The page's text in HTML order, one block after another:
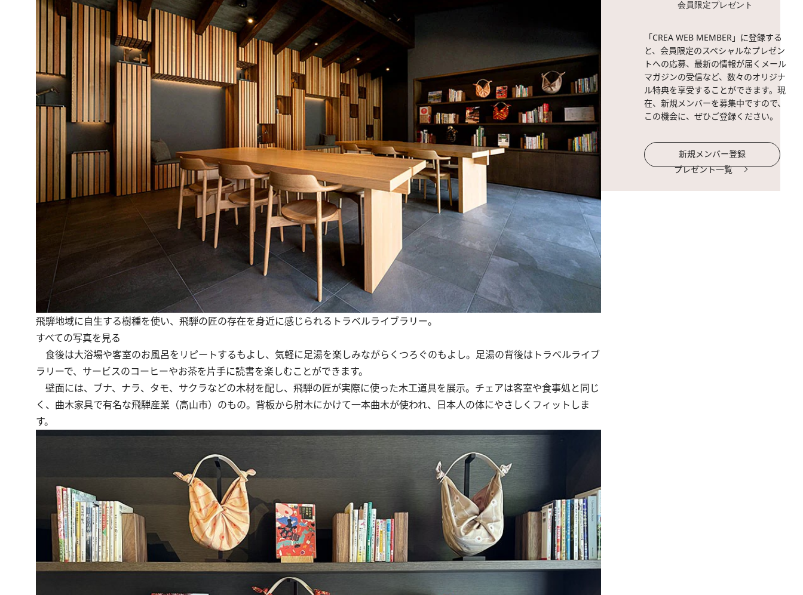
飛騨地域に自生する樹種を使い、飛騨の匠の存在を身近に感じられるトラベルライブラリー。
すべての写真を見る
食後は大浴場や客室のお風呂をリピートするもよし、気軽に足湯を楽しみながらくつろぐのもよし。足湯の背後はトラベルライブ
ラリーで、サービスのコーヒーやお茶を片手に読書を楽しむことができます。
壁面には、ブナ、ナラ、タモ、サクラなどの木材を配し、飛騨の匠が実際に使った木工道具を展示。チェアは客室や食事処と同じ
く、曲木家具で有名な飛騨産業（高山市）のもの。背板から肘木にかけて一本曲木が使われ、日本人の体にやさしくフィットしま
す。
会員限定プレゼント
「CREA WEB MEMBER」に登録する
と、会員限定のスペシャルなプレゼン
トへの応募、最新の情報が届くメール
マガジンの受信など、数々のオリジナ
ル特典を享受することができます。現
在、新規メンバーを募集中ですので、
この機会に、ぜひご登録ください。
新規メンバー登録
プレゼント一覧